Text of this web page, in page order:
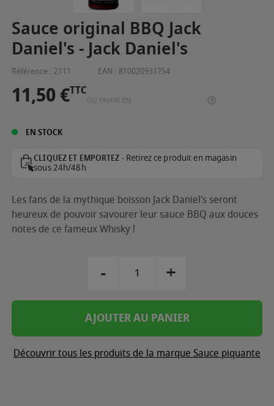
Sauce original BBQ Jack
Daniel's - Jack Daniel's
Référence : 2111 EAN : 810020931754
11,50 €TTC
OU PAYER EN
EN STOCK
CLIQUEZ ET EMPORTEZ -Retirez ce produit en magasin
sous 24h/48h
Les fans de la mythique boisson Jack Daniel's seront
heureux de pouvoir savourer leur sauce BBQ aux douces
notes de ce fameux Whisky !
- +
AJOUTER AU PANIER
Découvrir tous les produits de la marque Sauce piquante